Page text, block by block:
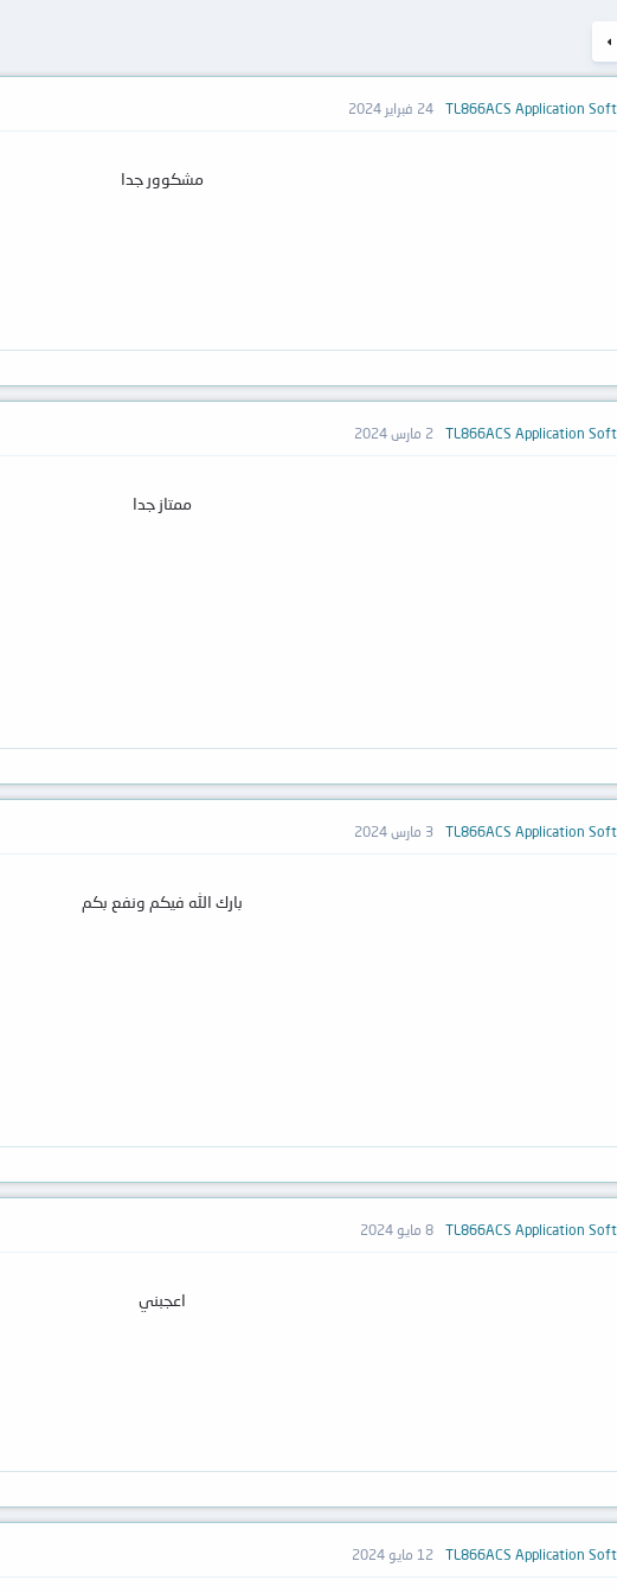
24 فبراير 2024
مشكوور جدا
2 مارس 2024
ممتاز جدا
3 مارس 2024
بارك الله فيكم ونفع بكم
8 مايو 2024
اعجبني
12 مايو 2024